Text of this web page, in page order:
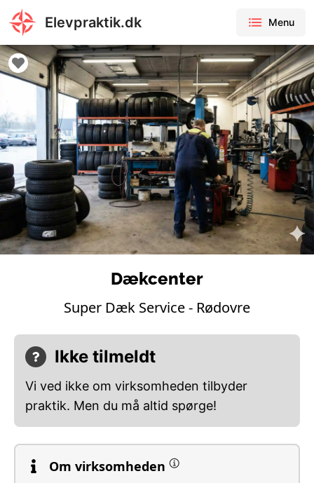
Elevpraktik.dk Menu
Dækcenter
Super Dæk Service - Rødovre
Ikke tilmeldt
Vi ved ikke om virksomheden tilbyder
praktik. Men du må altid spørge!
Om virksomheden